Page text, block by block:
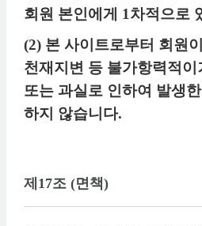
회원 본인에게 1차적으로
(2) 본 사이트로부터 회원
천재지변 등 불가항력적이
또는 과실로 인하여 발생
하지 않습니다.
제17조 (면책)